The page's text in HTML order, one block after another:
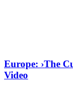
Europe: ›The
Video